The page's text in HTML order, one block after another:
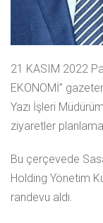
21 KASIM 2022
EKONOMİ”
Yazı İşleri
ziyaretler
Bu çerçevede
Holding Yönetim
randevu aldı.